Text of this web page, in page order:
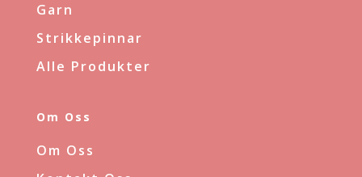
Garn
Strikkepinnar
Alle Produkter
Om Oss
Om Oss